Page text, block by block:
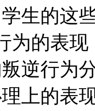
生的这
为的表现
逆行为
上的表